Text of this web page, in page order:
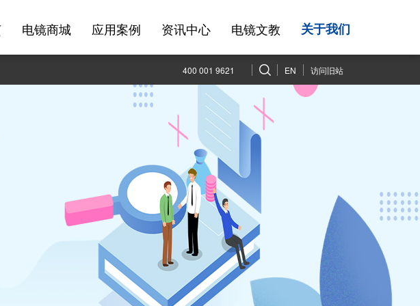
电镜商城 应用案例 资讯中心 电镜文教 关于我们
400 001 9621 EN 访问旧站